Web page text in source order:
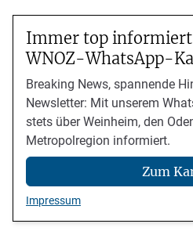
Immer top
WNOZ-WhatsApp-
Breaking News, spannende
Newsletter: Mit unserem
stets über Weinheim, den
Metropolregion informiert.
Zum
Impressum